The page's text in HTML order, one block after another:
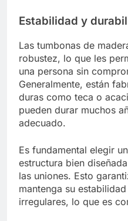
Estabilidad y
Las tumbonas de
robustez, lo que les
una persona sin
Generalmente, están
duras como teca o
pueden durar muchos
adecuado.
Es fundamental elegir
estructura bien
las uniones. Esto
mantenga su
irregulares, lo que es